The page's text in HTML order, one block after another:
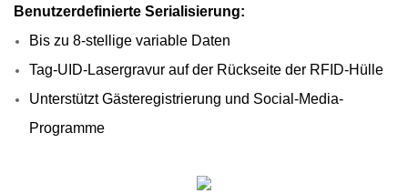
Benutzerdefinierte Serialisierung:
Bis zu 8-stellige variable Daten
Tag-UID-Lasergravur auf der Rückseite der RFID-Hülle
Unterstützt Gästeregistrierung und Social-Media-
Programme